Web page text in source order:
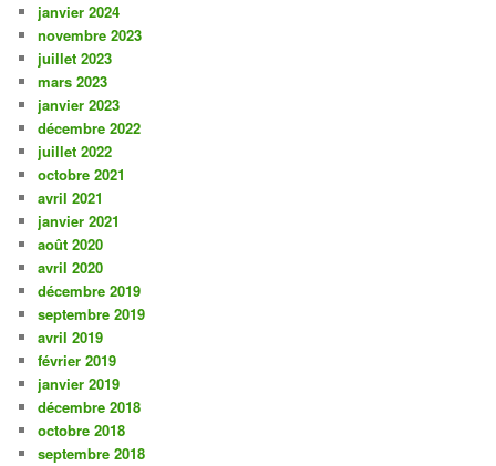
janvier 2024
novembre 2023
juillet 2023
mars 2023
janvier 2023
décembre 2022
juillet 2022
octobre 2021
avril 2021
janvier 2021
août 2020
avril 2020
décembre 2019
septembre 2019
avril 2019
février 2019
janvier 2019
décembre 2018
octobre 2018
septembre 2018